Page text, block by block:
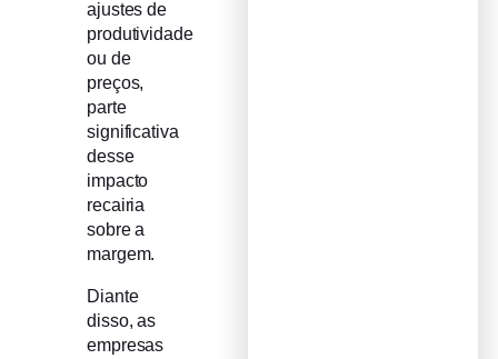
ajustes de
produtividade
ou de
preços,
parte
significativa
desse
impacto
recairia
sobre a
margem.
Diante
disso, as
empresas